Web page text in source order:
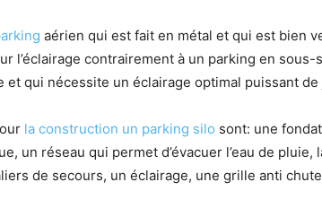
aérien qui est fait en métal et qui est bien
l’éclairage contrairement à un parking en sous-
et qui nécessite un éclairage optimal puissant
la construction un parking silo sont: une
un réseau qui permet d’évacuer l’eau de
de secours, un éclairage, une grille anti